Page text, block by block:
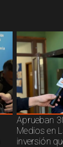
Aprueban
Medios en
inversión